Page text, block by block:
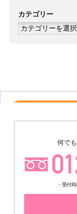
カテゴリー
カ
テ
ゴ
★ゆめみ野4丁目倉
築!! 販売価格
何で
・受付